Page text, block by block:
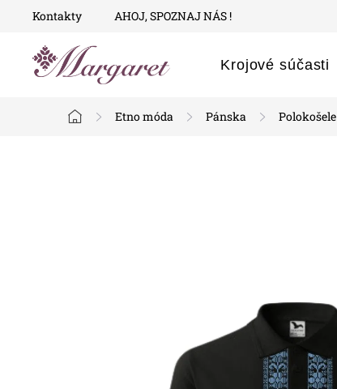
PrejsťKontakty AHOJ, SPOZNAJ NÁS !
Krojové súčasti
Domov
Etno móda Pánska Polokošele